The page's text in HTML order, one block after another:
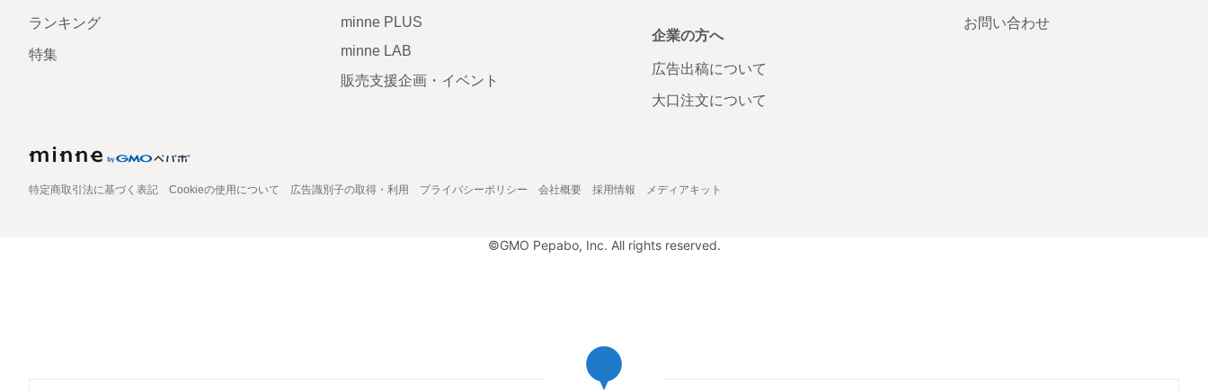
ランキング
特集
minne PLUS
minne LAB
販売支援企画・イベント
企業の方へ
広告出稿について
大口注文について
お問い合わせ
特定商取引法に基づく表記 Cookieの使用について 広告識別子の取得・利用 プライバシーポリシー 会社概要 採用情報 メディアキット
©GMO Pepabo, Inc. All rights reserved.